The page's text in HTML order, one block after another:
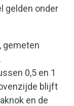
gelden onder
gemeten
0,5 en 1
blijft
en de